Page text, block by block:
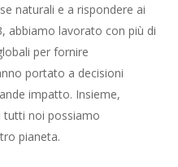
naturali e a rispondere ai
abbiamo lavorato con più di
per fornire
portato a decisioni
impatto. Insieme,
tutti noi possiamo
pianeta.